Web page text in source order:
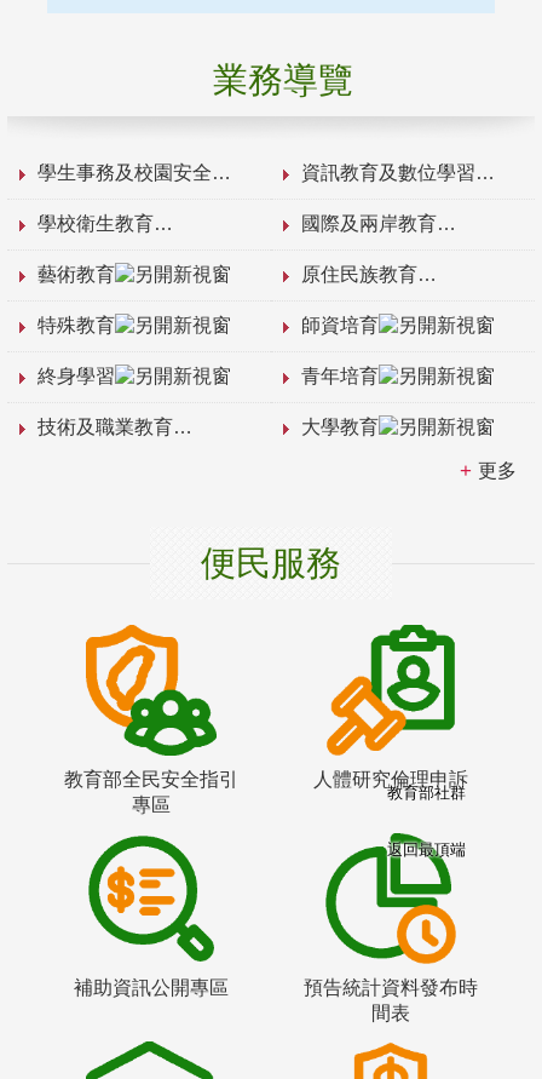
業務導覽
學生事務及校園安全 資訊教育及數位學習
學校衛生教育 國際及兩岸教育
藝術教育 原住民族教育
特殊教育 師資培育
終身學習 青年培育
技術及職業教育 大學教育
更多
便民服務
教育部全民安全指引
專區
人體研究倫理申訴
補助資訊公開專區
預告統計資料發布時
間表
教育部社群
返回最頂端